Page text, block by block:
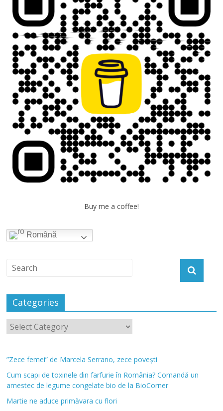
Buy me a coffee!
Română
Categories
”Zece femei” de Marcela Serrano, zece povești
Cum scapi de toxinele din farfurie în România? Comandă un
amestec de legume congelate bio de la BioCorner
Martie ne aduce primăvara cu flori